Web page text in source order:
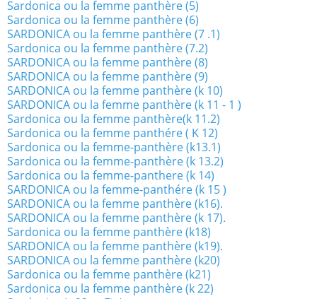
Sardonica ou la femme panthère (5)
Sardonica ou la femme panthère (6)
SARDONICA ou la femme panthère (7 .1)
Sardonica ou la femme panthère (7.2)
SARDONICA ou la femme panthère (8)
SARDONICA ou la femme panthère (9)
SARDONICA ou la femme panthère (k 10)
SARDONICA ou la femme panthère (k 11 - 1 )
Sardonica ou la femme panthère(k 11.2)
Sardonica ou la femme panthére ( K 12)
Sardonica ou la femme-panthère (k13.1)
Sardonica ou la femme-panthère (k 13.2)
Sardonica ou la femme-panthere (k 14)
SARDONICA ou la femme-panthére (k 15 )
SARDONICA ou la femme panthère (k16).
SARDONICA ou la femme panthère (k 17).
Sardonica ou la femme panthère (k18)
SARDONICA ou la femme panthère (k19).
SARDONICA ou la femme panthère (k20)
Sardonica ou la femme panthère (k21)
Sardonica ou la femme panthère (k 22)